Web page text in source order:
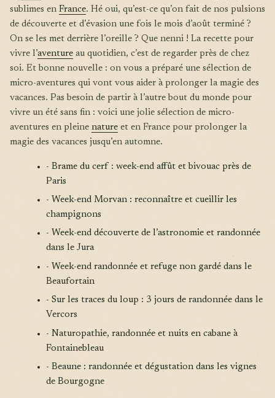
sublimes en France. Hé oui, qu’est-ce qu’on fait de nos pulsions
de découverte et d’évasion une fois le mois d’août terminé ?
On se les met derrière l’oreille ? Que nenni ! La recette pour
vivre l’aventure au quotidien, c’est de regarder près de chez
soi. Et bonne nouvelle : on vous a préparé une sélection de
micro-aventures qui vont vous aider à prolonger la magie des
vacances. Pas besoin de partir à l’autre bout du monde pour
vivre un été sans fin : voici une jolie sélection de micro-
aventures en pleine nature et en France pour prolonger la
magie des vacances jusqu’en automne.
- Brame du cerf : week-end affût et bivouac près de
Paris
- Week-end Morvan : reconnaître et cueillir les
champignons
- Week-end découverte de l’astronomie et randonnée
dans le Jura
- Week-end randonnée et refuge non gardé dans le
Beaufortain
- Sur les traces du loup : 3 jours de randonnée dans le
Vercors
- Naturopathie, randonnée et nuits en cabane à
Fontainebleau
- Beaune : randonnée et dégustation dans les vignes
de Bourgogne